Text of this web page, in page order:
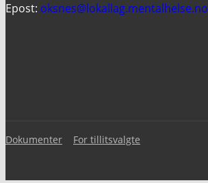
Epost: oksnes@lokallag.mentalhelse.no
Dokumenter For tillitsvalgte